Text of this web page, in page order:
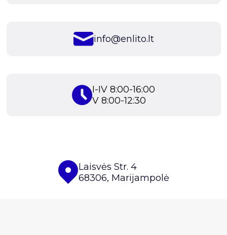
info@enlito.lt
I-IV 8:00-16:00
V 8:00-12:30
Laisvės Str. 4
68306, Marijampolė